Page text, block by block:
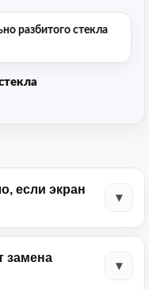
разбитого стекла
если экран
замена